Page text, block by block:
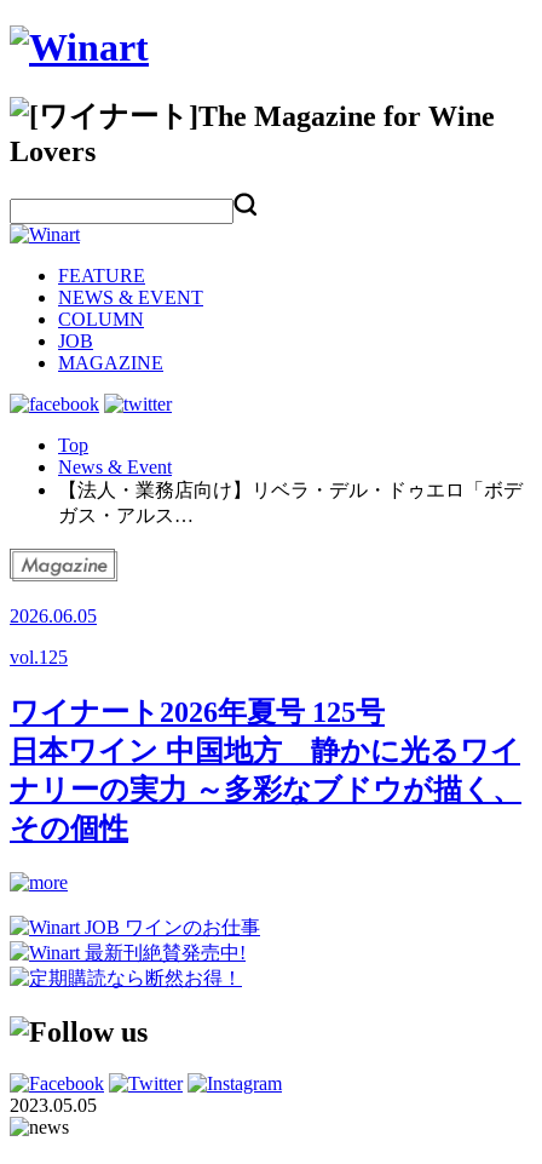
FEATURE
NEWS & EVENT
COLUMN
JOB
MAGAZINE
Top
News & Event
【法人・業務店向け】リベラ・デル・ドゥエロ「ボデ
ガス・アルス…
2026.06.05
vol.125
ワイナート2026年夏号 125号
日本ワイン 中国地方 静かに光るワイ
ナリーの実力 ～多彩なブドウが描く、
その個性
2023.05.05